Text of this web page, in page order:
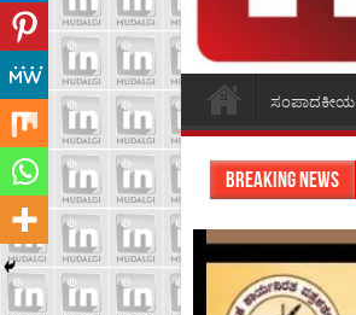
ಸಂಪಾದಕೀಯ
Breaking News